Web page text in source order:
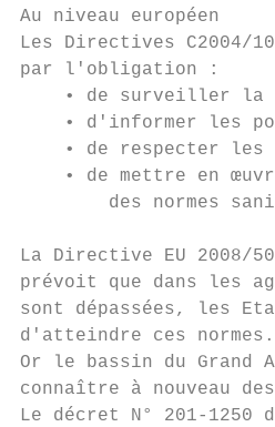
Au niveau européen
Les Directives C2004/
par l'obligation :
• de surveiller la
• d'informer les
• de respecter les
• de mettre en
des normes
La Directive EU
prévoit que dans les
sont dépassées, les
d'atteindre ces normes.
Or le bassin du Grand
connaître à nouveau
Le décret N° 201-